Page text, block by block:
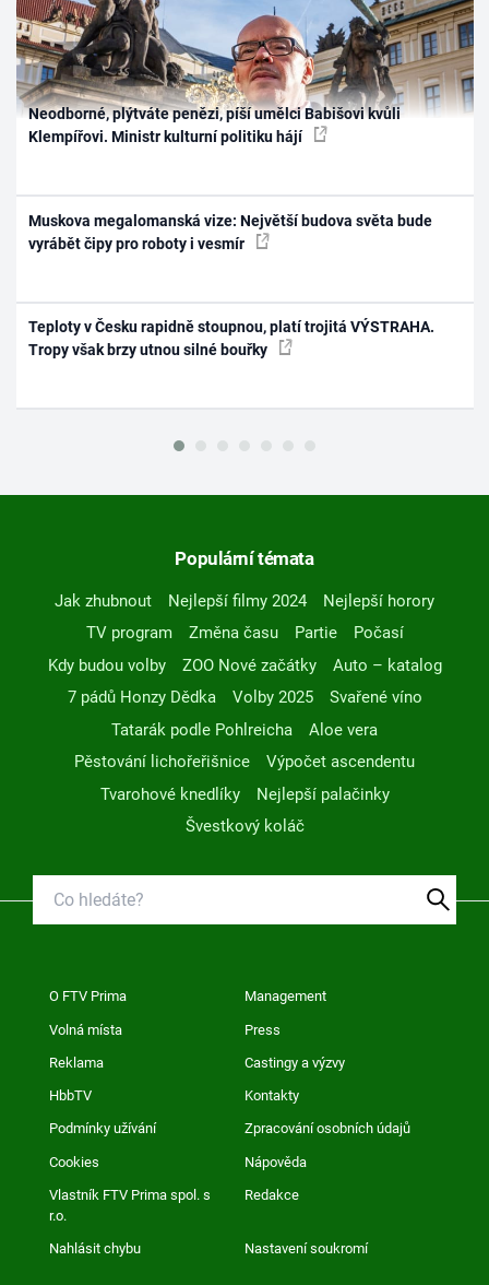
Neodborné, plýtváte penězi, píší umělci Babišovi kvůli
Klempířovi. Ministr kulturní politiku hájí
Muskova megalomanská vize: Největší budova světa bude
vyrábět čipy pro roboty i vesmír
Teploty v Česku rapidně stoupnou, platí trojitá VÝSTRAHA.
Tropy však brzy utnou silné bouřky
Populární témata
Jak zhubnout Nejlepší filmy 2024
Nejlepší horory
TV program
Změna času Partie
Počasí
Kdy budou volby
ZOO Nové začátky
Auto – katalog
7 pádů Honzy Dědka
Volby 2025
Svařené víno
Tatarák podle Pohlreicha
Aloe vera
Pěstování lichořeřišnice
Výpočet ascendentu
Tvarohové knedlíky
Nejlepší palačinky
Švestkový koláč
O FTV Prima Management
Volná místa Press
Reklama Castingy a výzvy
HbbTV Kontakty
Podmínky užívání Zpracování osobních údajů
Cookies Nápověda
Vlastník FTV Prima spol. s
r.o.
Redakce
Nahlásit chybu Nastavení soukromí